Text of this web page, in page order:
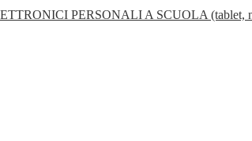
PERSONALI A SCUOLA (tablet,